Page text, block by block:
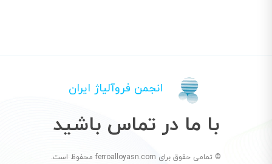
انجمن فروآلیاژ ایران
با ما در تماس باشید
© تمامی حقوق برای ferroalloyasn.com محفوظ است.